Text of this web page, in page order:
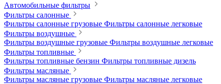
Автомобильные фильтры
Фильтры салонные
Фильтры салонные грузовые Фильтры салонные легковые
Фильтры воздушные
Фильтры воздушные грузовые Фильтры воздушные легковые
Фильтры топливные
Фильтры топливные бензин Фильтры топливные дизель
Фильтры масляные
Фильтры масляные грузовые Фильтры масляные легковые